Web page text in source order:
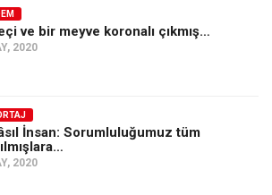
ve bir meyve koronalı çıkmış…
2020
İnsan: Sorumluluğumuz tüm
2020